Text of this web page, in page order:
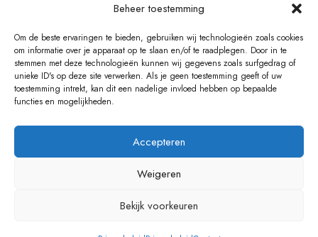
Beheer toestemming
Om de beste ervaringen te bieden, gebruiken wij technologieën zoals cookies
om informatie over je apparaat op te slaan en/of te raadplegen. Door in te
stemmen met deze technologieën kunnen wij gegevens zoals surfgedrag of
unieke ID's op deze site verwerken. Als je geen toestemming geeft of uw
toestemming intrekt, kan dit een nadelige invloed hebben op bepaalde
functies en mogelijkheden.
Accepteren
Weigeren
Bekijk voorkeuren
VOORDEFUN.NL 2022 Powered by Handelsonderneming MELS.